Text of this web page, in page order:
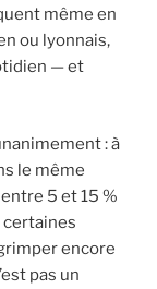
même en
ou lyonnais,
— et
: à
le même
5 et 15 %
certaines
encore
pas un